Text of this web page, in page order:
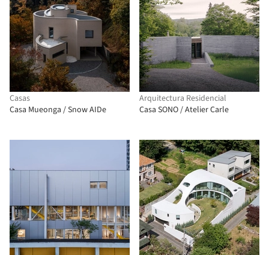
Casas
Casa Mueonga / Snow AIDe
Arquitectura Residencial
Casa SONO / Atelier Carle